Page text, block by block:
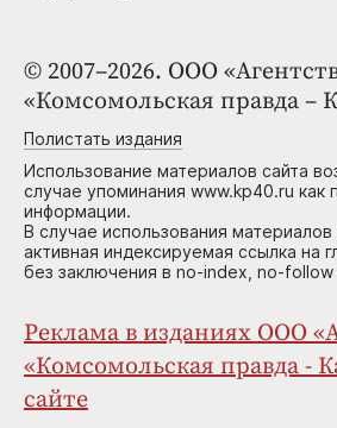
© 2007–2026. ООО
«Комсомольская правда –
Полистать издания
Использование материалов сайта
случае упоминания www.kp40.ru как
информации.
В случае использования материалов
активная индексируемая ссылка на
без заключения в no-index, no-follow
Реклама в изданиях ООО
«Комсомольская правда -
сайте